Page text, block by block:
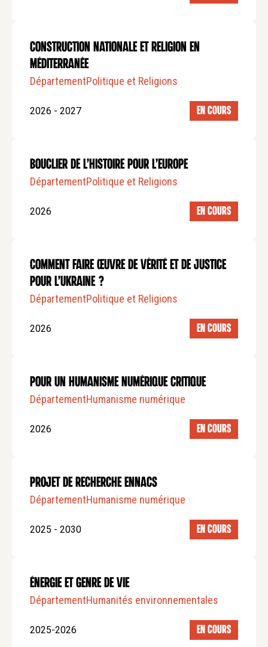
CONSTRUCTION NATIONALE ET RELIGION EN
MÉDITERRANÉE
DépartementPolitique et Religions
2026 - 2027 EN COURS
BOUCLIER DE L’HISTOIRE POUR L’EUROPE
DépartementPolitique et Religions
2026 EN COURS
COMMENT FAIRE ŒUVRE DE VÉRITÉ ET DE JUSTICE
POUR L’UKRAINE ?
DépartementPolitique et Religions
2026 EN COURS
POUR UN HUMANISME NUMÉRIQUE CRITIQUE
DépartementHumanisme numérique
2026 EN COURS
Projet de recherche ENNACs
DépartementHumanisme numérique
2025 - 2030 EN COURS
ÉNERGIE ET GENRE DE VIE
DépartementHumanités environnementales
2025-2026 EN COURS